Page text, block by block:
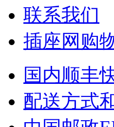
联系我们
插座网购
国内顺丰
配送方式